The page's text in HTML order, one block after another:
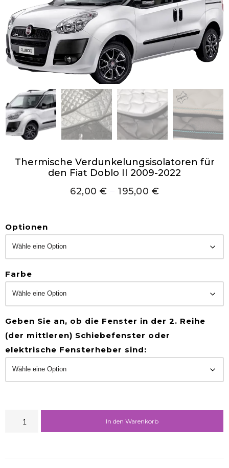
Thermische Verdunkelungsisolatoren für
den Fiat Doblo II 2009-2022
62,00 € 195,00 €
Optionen
Farbe
Geben Sie an, ob die Fenster in der 2. Reihe
(der mittleren) Schiebefenster oder
elektrische Fensterheber sind:
In den Warenkorb